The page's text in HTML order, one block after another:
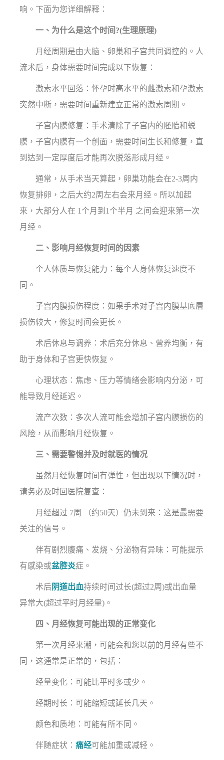
响。下面为您详细解释：
一、为什么是这个时间?(生理原理)
月经周期是由大脑、卵巢和子宫共同调控的。人
流术后，身体需要时间完成以下恢复：
激素水平回落：怀孕时高水平的雌激素和孕激素
突然中断，需要时间重新建立正常的激素周期。
子宫内膜修复：手术清除了子宫内的胚胎和蜕
膜，子宫内膜有一个创面，需要时间生长和修复，直
到达到一定厚度后才能再次脱落形成月经。
通常，从手术当天算起，卵巢功能会在2-3周内
恢复排卵，之后大约2周左右会来月经。所以加起
来，大部分人在 1个月到1个半月 之间会迎来第一次
月经。
二、影响月经恢复时间的因素
个人体质与恢复能力：每个人身体恢复速度不
同。
子宫内膜损伤程度：如果手术对子宫内膜基底層
损伤较大，修复时间会更长。
术后休息与调养：术后充分休息、营养均衡，有
助于身体和子宫更快恢复。
心理状态：焦虑、压力等情绪会影响内分泌，可
能导致月经延迟。
流产次数：多次人流可能会增加子宫内膜损伤的
风险，从而影响月经恢复。
三、需要警惕并及时就医的情况
虽然月经恢复时间有弹性，但出现以下情况时，
请务必及时回医院复查：
月经超过 7周 （约50天）仍未到来：这是最需要
关注的信号。
伴有剧烈腹痛、发烧、分泌物有异味：可能提示
有感染或盆腔炎症。
术后阴道出血持续时间过长(超过2周)或出血量
异常大(超过平时月经量)。
四、月经恢复可能出现的正常变化
第一次月经来潮，可能会和您以前的月经有些不
同，这通常是正常的，包括：
经量变化：可能比平时多或少。
经期时长：可能缩短或延长几天。
颜色和质地：可能有所不同。
伴随症状：痛经可能加重或减轻。